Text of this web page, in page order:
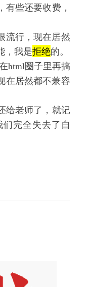
些还要收费，
流行，现在居然
，我是拒绝的。
html圈子里再搞
在居然都不兼容
给老师了，就记
完全失去了自